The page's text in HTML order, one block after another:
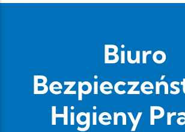
Biuro
Higieny